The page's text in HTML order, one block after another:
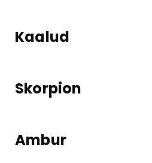
Kaalud
Skorpion
Ambur